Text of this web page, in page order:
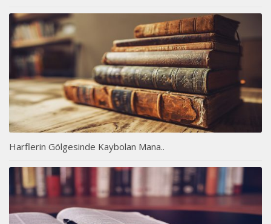
Harflerin Gölgesinde Kaybolan Mana..